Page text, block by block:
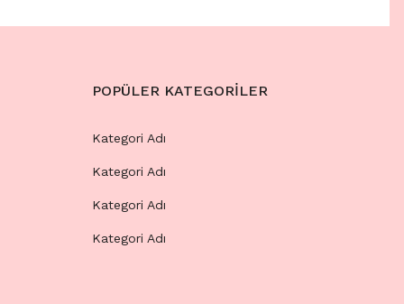
POPÜLER KATEGORİLER
Kategori Adı
Kategori Adı
Kategori Adı
Kategori Adı